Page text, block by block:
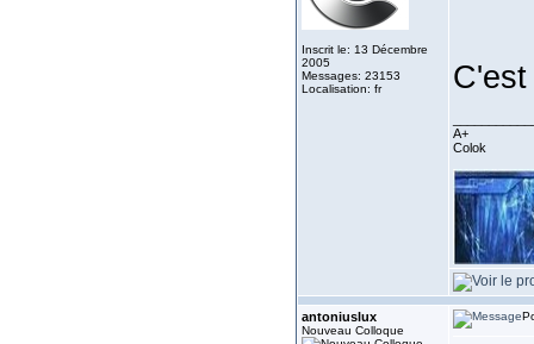
Inscrit le: 13 Décembre
2005
Messages: 23153
Localisation: fr
A+
Colok
antoniuslux
Nouveau Colloque